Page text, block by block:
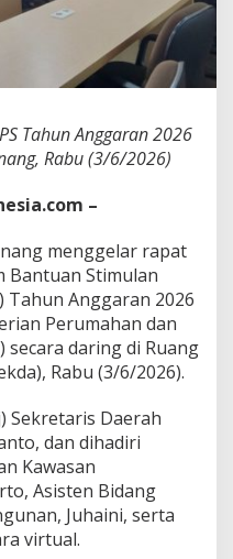
Tahun Anggaran 2026
Rabu (3/6/2026)
–
menggelar rapat
Bantuan Stimulan
Tahun Anggaran 2026
Perumahan dan
secara daring di Ruang
Rabu (3/6/2026).
Sekretaris Daerah
dan dihadiri
Kawasan
Asisten Bidang
Juhaini, serta
virtual.